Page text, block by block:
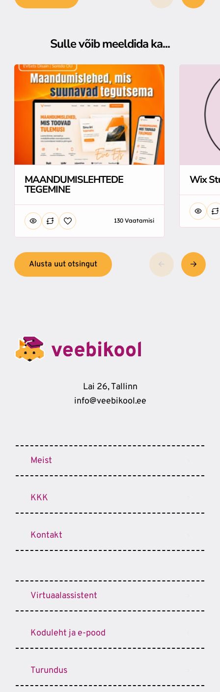
Sulle võib meeldida ka...
MAANDUMISLEHTEDE
TEGEMINE
130 Vaatamisi
Wix
Alusta uut otsingut
Lai 26, Tallinn
info@veebikool.ee
Meist
KKK
Kontakt
Virtuaalassistent
Koduleht ja e-pood
Turundus